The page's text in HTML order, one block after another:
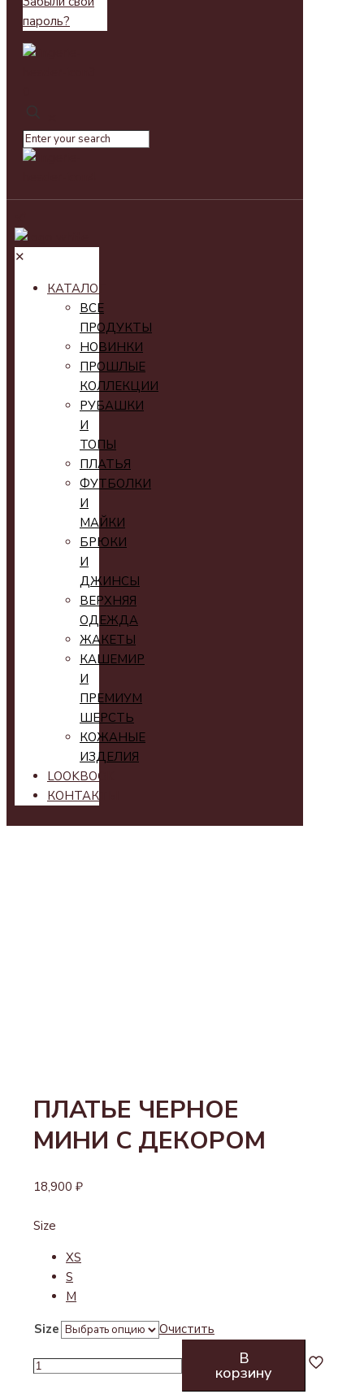
пароль?
✕
КАТАЛОГ
ВСЕ
ПРОДУКТЫ
НОВИНКИ
ПРОШЛЫЕ
КОЛЛЕКЦИИ
РУБАШКИ
И
ТОПЫ
ПЛАТЬЯ
ФУТБОЛКИ
И
МАЙКИ
БРЮКИ
И
ДЖИНСЫ
ВЕРХНЯЯ
ОДЕЖДА
ЖАКЕТЫ
КАШЕМИР
И
ПРЕМИУМ
ШЕРСТЬ
КОЖАНЫЕ
ИЗДЕЛИЯ
LOOKBOOK
КОНТАКТЫ
ПЛАТЬЕ ЧЕРНОЕ
МИНИ С ДЕКОРОМ
18,900 ₽
Size
XS
S
M
Size
Очистить
Количество
В
корзину